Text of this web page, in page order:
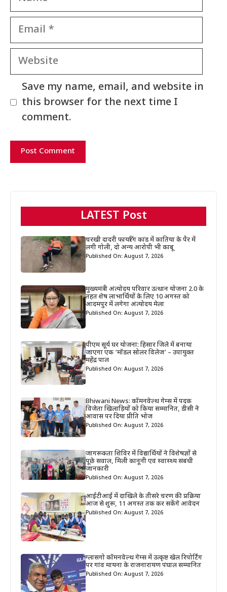
Email
Website
Save my name, email, and website in
this browser for the next time I
comment.
LATEST Post
चरखी दादरी फायरिंग कांड में कातिया के पैर में
लगी गोली, दो अन्य आरोपी भी काबू
Published On: August 7, 2026
मुख्यमंत्री अंत्योदय परिवार उत्थान योजना 2.0 के
तहत शेष लाभार्थियों के लिए 10 अगस्त को
आदमपुर में लगेगा अंत्योदय मेला
Published On: August 7, 2026
पीएम सूर्य घर योजना: हिसार जिले में बनाया
जाएगा एक ‘मॉडल सोलर विलेज’ – उपायुक्त
महेंद्र पाल
Published On: August 7, 2026
Bhiwani News: कॉमनवेल्थ गेम्स में पदक
विजेता खिलाड़ियों को किया सम्मानित, डीसी ने
आवास पर दिया प्रीति भोज
Published On: August 7, 2026
जागरूकता शिविर में विद्यार्थियों ने विशेषज्ञों से
पूछे सवाल, मिली कानूनी एवं स्वास्थ्य संबंधी
जानकारी
Published On: August 7, 2026
आईटीआई में दाखिले के तीसरे चरण की प्रक्रिया
आज से शुरू, 11 अगस्त तक कर सकेंगे आवेदन
Published On: August 7, 2026
ग्लासगो कॉमनवेल्थ गेम्स में उत्कृष्ट खेल रिपोर्टिंग
पर गांव मायना के राजनारायण पंघाल सम्मानित
Published On: August 7, 2026